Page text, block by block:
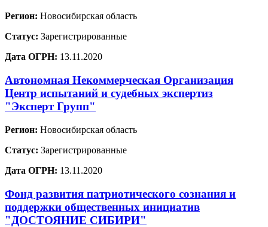
Регион: Новосибирская область
Статус: Зарегистрированные
Дата ОГРН: 13.11.2020
Автономная Некоммерческая Организация
Центр испытаний и судебных экспертиз
"Эксперт Групп"
Регион: Новосибирская область
Статус: Зарегистрированные
Дата ОГРН: 13.11.2020
Фонд развития патриотического сознания и
поддержки общественных инициатив
"ДОСТОЯНИЕ СИБИРИ"